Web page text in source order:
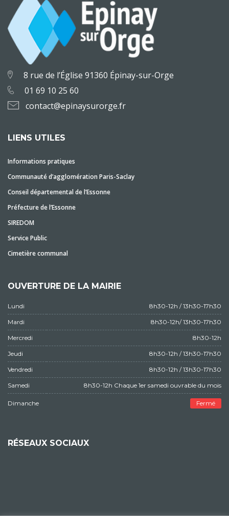
8 rue de l’Église 91360 Épinay-sur-Orge
01 69 10 25 60
contact@epinaysurorge.fr
LIENS UTILES
Informations pratiques
Communauté d’agglomération Paris-Saclay
Conseil départemental de l’Essonne
Préfecture de l’Essonne
SIREDOM
Service Public
Cimetière communal
OUVERTURE DE LA MAIRIE
Lundi 8h30-12h / 13h30-17h30
Mardi 8h30-12h/ 13h30-17h30
Mercredi 8h30-12h
Jeudi 8h30-12h / 13h30-17h30
Vendredi 8h30-12h / 13h30-17h30
Samedi 8h30-12h Chaque 1er samedi ouvrable du mois
Dimanche Fermé
RÉSEAUX SOCIAUX